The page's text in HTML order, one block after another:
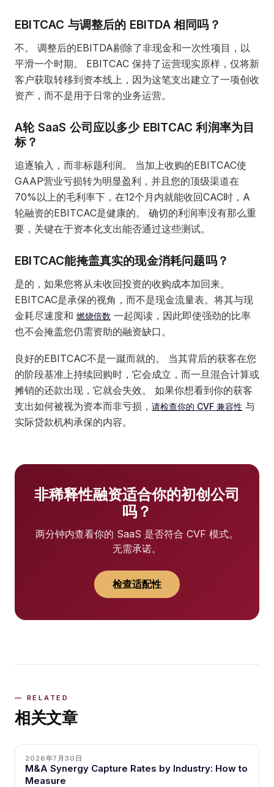
EBITCAC 与调整后的 EBITDA 相同吗？
不。 调整后的EBITDA剔除了非现金和一次性项目，以
平滑一个时期。 EBITCAC 保持了运营现实原样，仅将新
客户获取转移到资本线上，因为这笔支出建立了一项创收
资产，而不是用于日常的业务运营。
A轮 SaaS 公司应以多少 EBITCAC 利润率为目
标？
追逐输入，而非标题利润。 当加上收购的EBITCAC使
GAAP营业亏损转为明显盈利，并且您的顶级渠道在
70%以上的毛利率下，在12个月内就能收回CAC时，A
轮融资的EBITCAC是健康的。 确切的利润率没有那么重
要，关键在于资本化支出能否通过这些测试。
EBITCAC能掩盖真实的现金消耗问题吗？
是的，如果您将从未收回投资的收购成本加回来。
EBITCAC是承保的视角，而不是现金流量表。将其与现
金耗尽速度和 燃烧倍数 一起阅读，因此即使强劲的比率
也不会掩盖您仍需资助的融资缺口。
良好的EBITCAC不是一蹴而就的。 当其背后的获客在您
的阶段基准上持续回购时，它会成立，而一旦混合计算或
摊销的还款出现，它就会失效。 如果你想看到你的获客
支出如何被视为资本而非亏损， 请检查你的 CVF 兼容性 与
实际贷款机构承保的内容。
非稀释性融资适合你的初创公司
吗？
两分钟内查看你的 SaaS 是否符合 CVF 模式。
无需承诺。
检查适配性
相关文章
2026年7月30日
M&A Synergy Capture Rates by Industry: How to
Measure